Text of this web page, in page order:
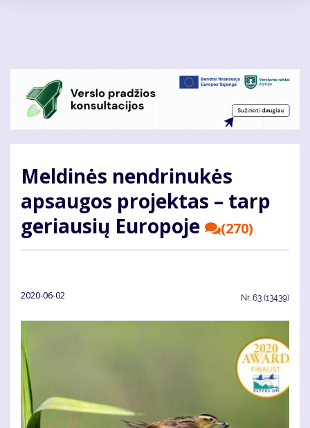
Meldinės nendrinukės
apsaugos projektas – tarp
geriausių Europoje
(270)
2020-06-02 Nr. 63 (13439)